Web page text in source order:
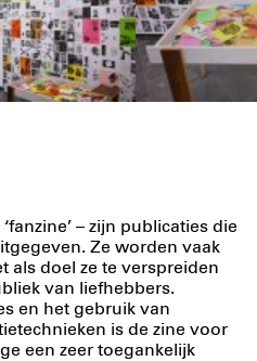
– zijn publicaties die
Ze worden vaak
als doel ze te verspreiden
van liefhebbers.
en het gebruik van
is de zine voor
een zeer toegankelijk